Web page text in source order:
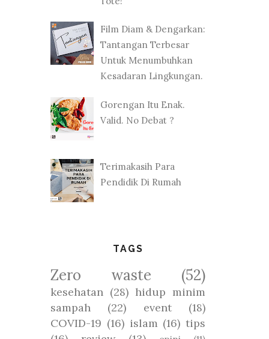
Film Diam & Dengarkan:
Tantangan Terbesar
Untuk Menumbuhkan
Kesadaran Lingkungan.
Gorengan Itu Enak.
Valid. No Debat ?
Terimakasih Para
Pendidik Di Rumah
TAGS
Zero waste (52)
kesehatan (28) hidup minim
sampah
(22) event
(18)
COVID-19 (16) islam (16) tips